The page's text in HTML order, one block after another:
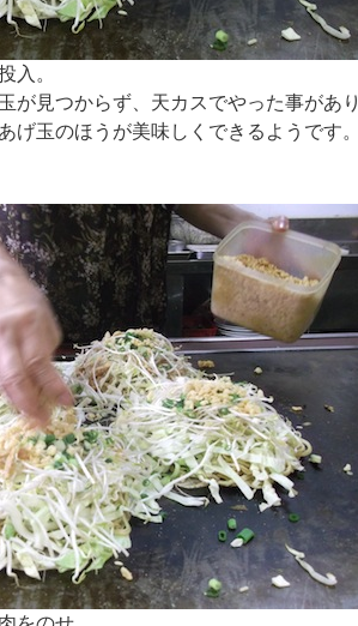
入。
が見つからず、天カスでやった事があ
げ玉のほうが美味しくできるようです。